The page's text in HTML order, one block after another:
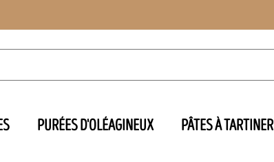
PURÉES D'OLÉAGINEUX PÂTES À TARTINER